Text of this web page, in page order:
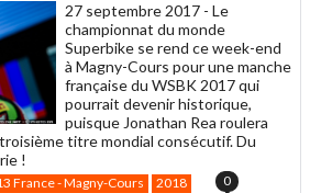
27 septembre 2017 - Le
championnat du monde
Superbike se rend ce week-end
à Magny-Cours pour une manche
française du WSBK 2017 qui
pourrait devenir historique,
puisque Jonathan Rea roulera
titre mondial consécutif. Du
!
France - Magny-Cours 2018 0